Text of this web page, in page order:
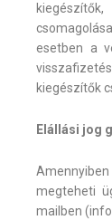
esetben a
kiegészítők
Elállási jog
megteheti
mailben